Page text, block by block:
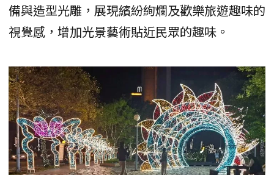
備與造型光雕，展現繽紛絢爛及歡樂旅遊趣味的
視覺感，增加光景藝術貼近民眾的趣味。